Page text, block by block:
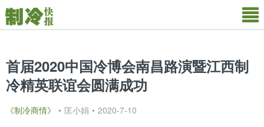
首届2020中国冷博会南昌路演暨江西制
冷精英联谊会圆满成功
《制冷商情》 • 匡小娟 • 2020-7-10